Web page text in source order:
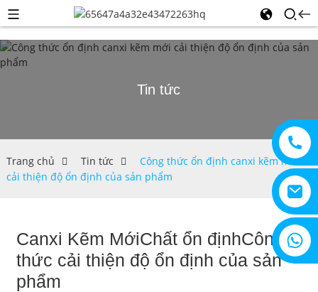
+8615805330828
Tin tức
Trang chủ Tin tức
Công thức ổn định canxi kẽm mới
cải thiện độ ổn định của sản phẩm
Canxi Kẽm MớiChất ổn địnhCông
thức cải thiện độ ổn định của sản
phẩm